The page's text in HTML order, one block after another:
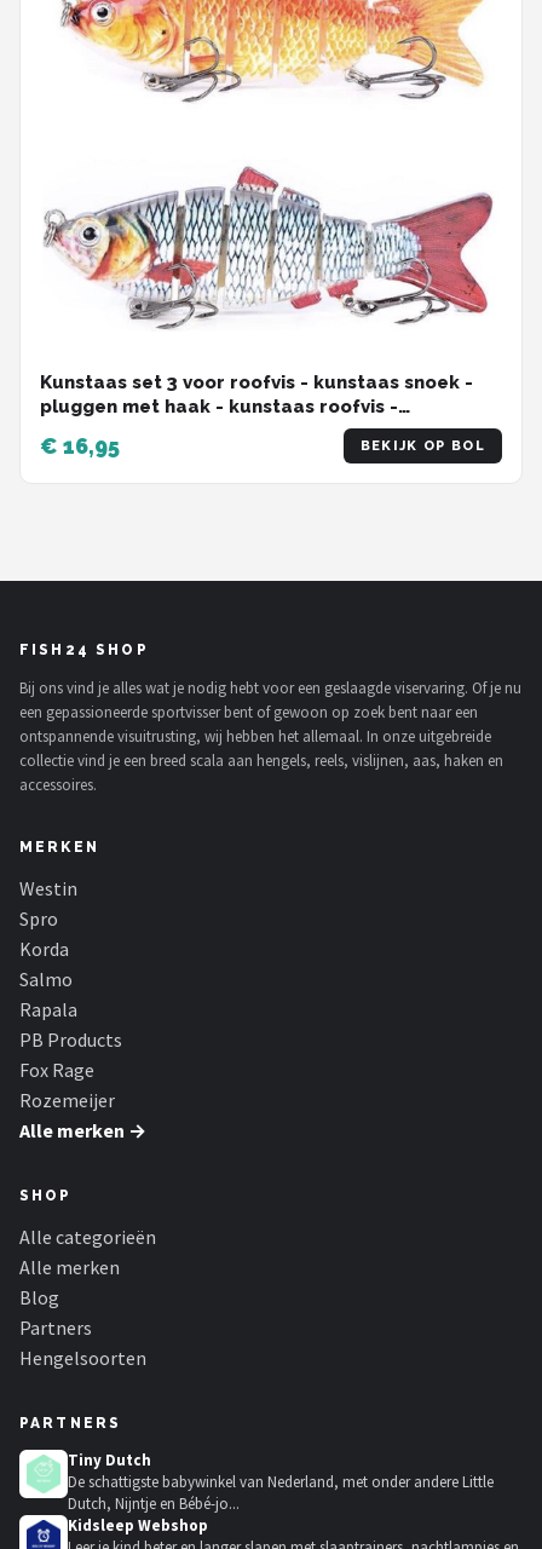
Kunstaas set 3 voor roofvis - kunstaas snoek -
pluggen met haak - kunstaas roofvis -
€ 16,95 BEKIJK OP BOL
FISH24 SHOP
Bij ons vind je alles wat je nodig hebt voor een geslaagde viservaring. Of je nu
een gepassioneerde sportvisser bent of gewoon op zoek bent naar een
ontspannende visuitrusting, wij hebben het allemaal. In onze uitgebreide
collectie vind je een breed scala aan hengels, reels, vislijnen, aas, haken en
accessoires.
MERKEN
Westin
Spro
Korda
Salmo
Rapala
PB Products
Fox Rage
Rozemeijer
Alle merken →
SHOP
Alle categorieën
Alle merken
Blog
Partners
Hengelsoorten
PARTNERS
Tiny Dutch
De schattigste babywinkel van Nederland, met onder andere Little
Dutch, Nijntje en Bébé-jo...
Kidsleep Webshop